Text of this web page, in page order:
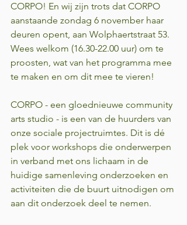
CORPO! En wij zijn trots dat CORPO
aanstaande zondag 6 november haar
deuren opent, aan Wolphaertstraat 53.
Wees welkom (16.30-22.00 uur) om te
proosten, wat van het programma mee
te maken en om dit mee te vieren!
CORPO - een gloednieuwe community
arts studio - is een van de huurders van
onze sociale projectruimtes. Dit is dé
plek voor workshops die onderwerpen
in verband met ons lichaam in de
huidige samenleving onderzoeken en
activiteiten die de buurt uitnodigen om
aan dit onderzoek deel te nemen.